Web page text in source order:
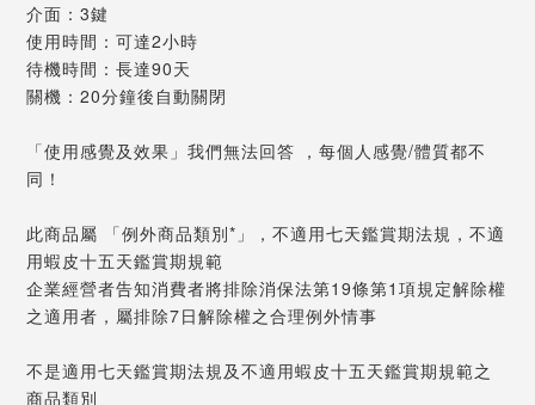
介面：3鍵
使用時間：可達2小時
待機時間：長達90天
關機：20分鐘後自動關閉
「使用感覺及效果」我們無法回答 ，每個人感覺/體質都不
同！
此商品屬 「例外商品類別*」，不適用七天鑑賞期法規，不適
用蝦皮十五天鑑賞期規範
企業經營者告知消費者將排除消保法第19條第1項規定解除權
之適用者，屬排除7日解除權之合理例外情事
不是適用七天鑑賞期法規及不適用蝦皮十五天鑑賞期規範之
商品類別